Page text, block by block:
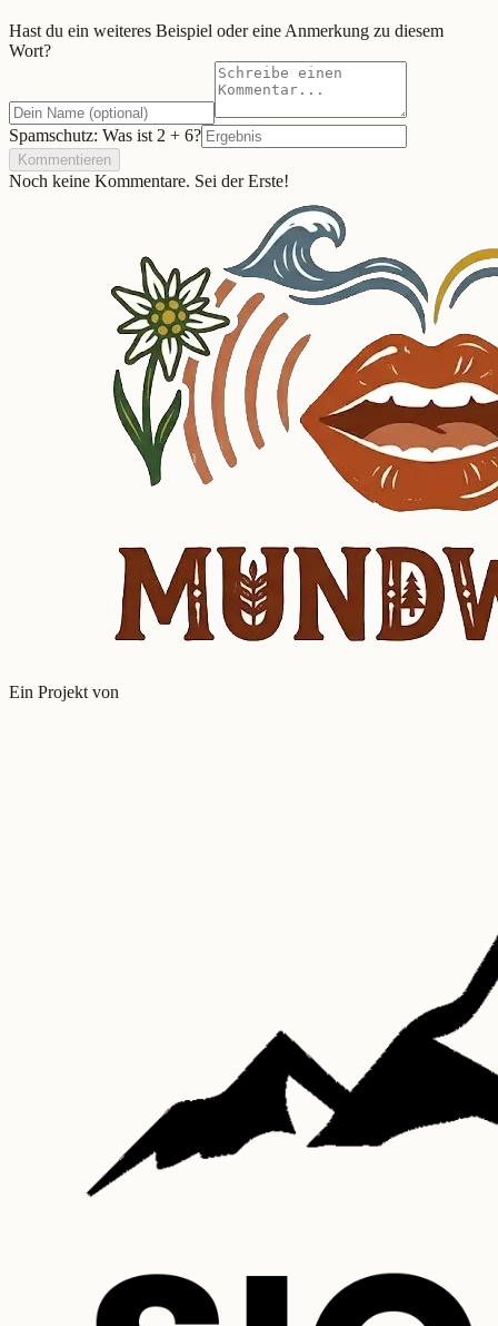
Hast du ein weiteres Beispiel oder eine Anmerkung zu diesem
Wort?
Spamschutz: Was ist 2 + 6?
Kommentieren
Noch keine Kommentare. Sei der Erste!
Ein Projekt von